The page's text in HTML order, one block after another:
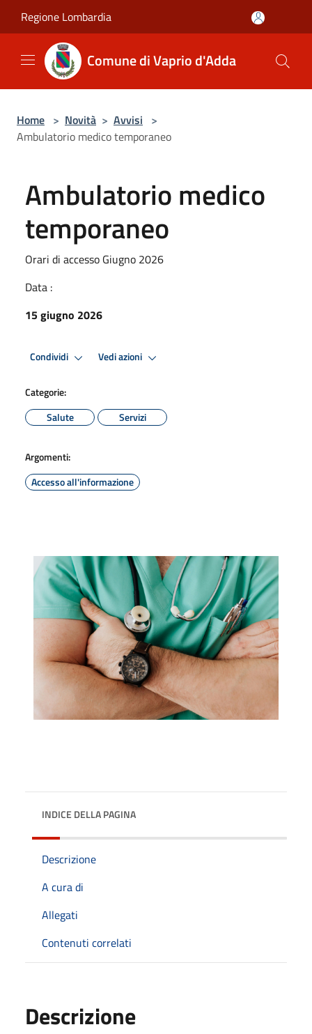
Regione Lombardia
Comune di Vaprio d'Adda
Home > Novità > Avvisi >
Ambulatorio medico temporaneo
Ambulatorio medico
temporaneo
Orari di accesso Giugno 2026
Data :
15 giugno 2026
Condividi Vedi azioni
Categorie:
Salute
Servizi
Argomenti:
Accesso all'informazione
INDICE DELLA PAGINA
Descrizione
A cura di
Allegati
Contenuti correlati
Descrizione